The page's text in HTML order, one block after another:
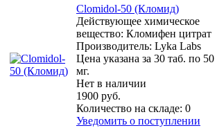
Clomidol-50 (Кломид)
Действующее химическое
вещество: Кломифен цитрат
Производитель: Lyka Labs
Цена указана за 30 таб. по 50
мг.
Нет в наличии
1900 руб.
Количество на складе: 0
Уведомить о поступлении